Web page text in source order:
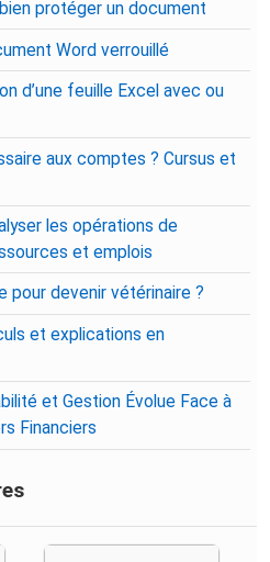
protéger un document
Word verrouillé
d’une feuille Excel avec ou
aux comptes ? Cursus et
les opérations de
et emplois
pour devenir vétérinaire ?
et explications en
et Gestion Évolue Face à
Financiers